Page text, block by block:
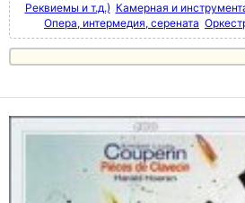
Реквиемы и т.д.) Камерная и
Опера, интермедия, серената